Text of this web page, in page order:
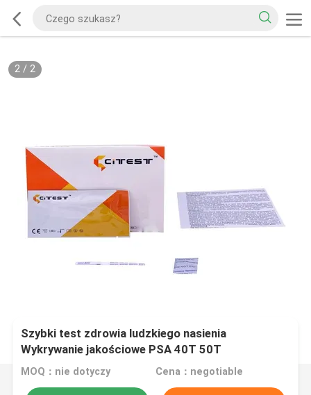
2/ 2
Szybki test zdrowia ludzkiego nasienia
Wykrywanie jakościowe PSA 40T 50T
MOQ：nie dotyczy Cena：negotiable